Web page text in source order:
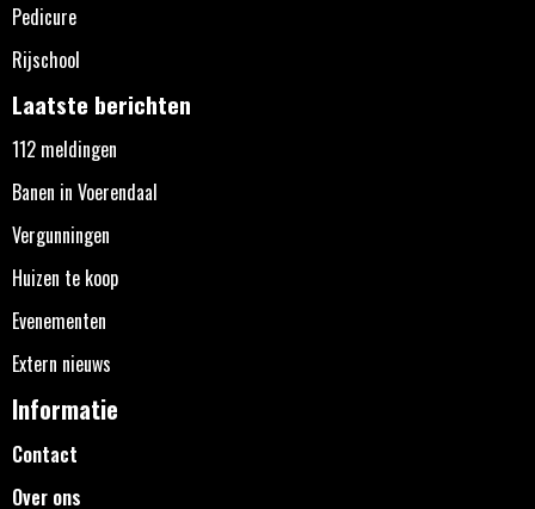
Pedicure
Rijschool
Laatste berichten
112 meldingen
Banen in Voerendaal
Vergunningen
Huizen te koop
Evenementen
Extern nieuws
Informatie
Contact
Over ons